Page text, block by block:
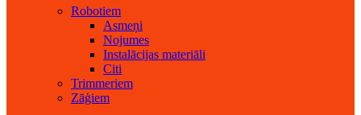
Robotiem
Asmeņi
Nojumes
Instalācijas materiāli
Citi
Trimmeriem
Zāģiem